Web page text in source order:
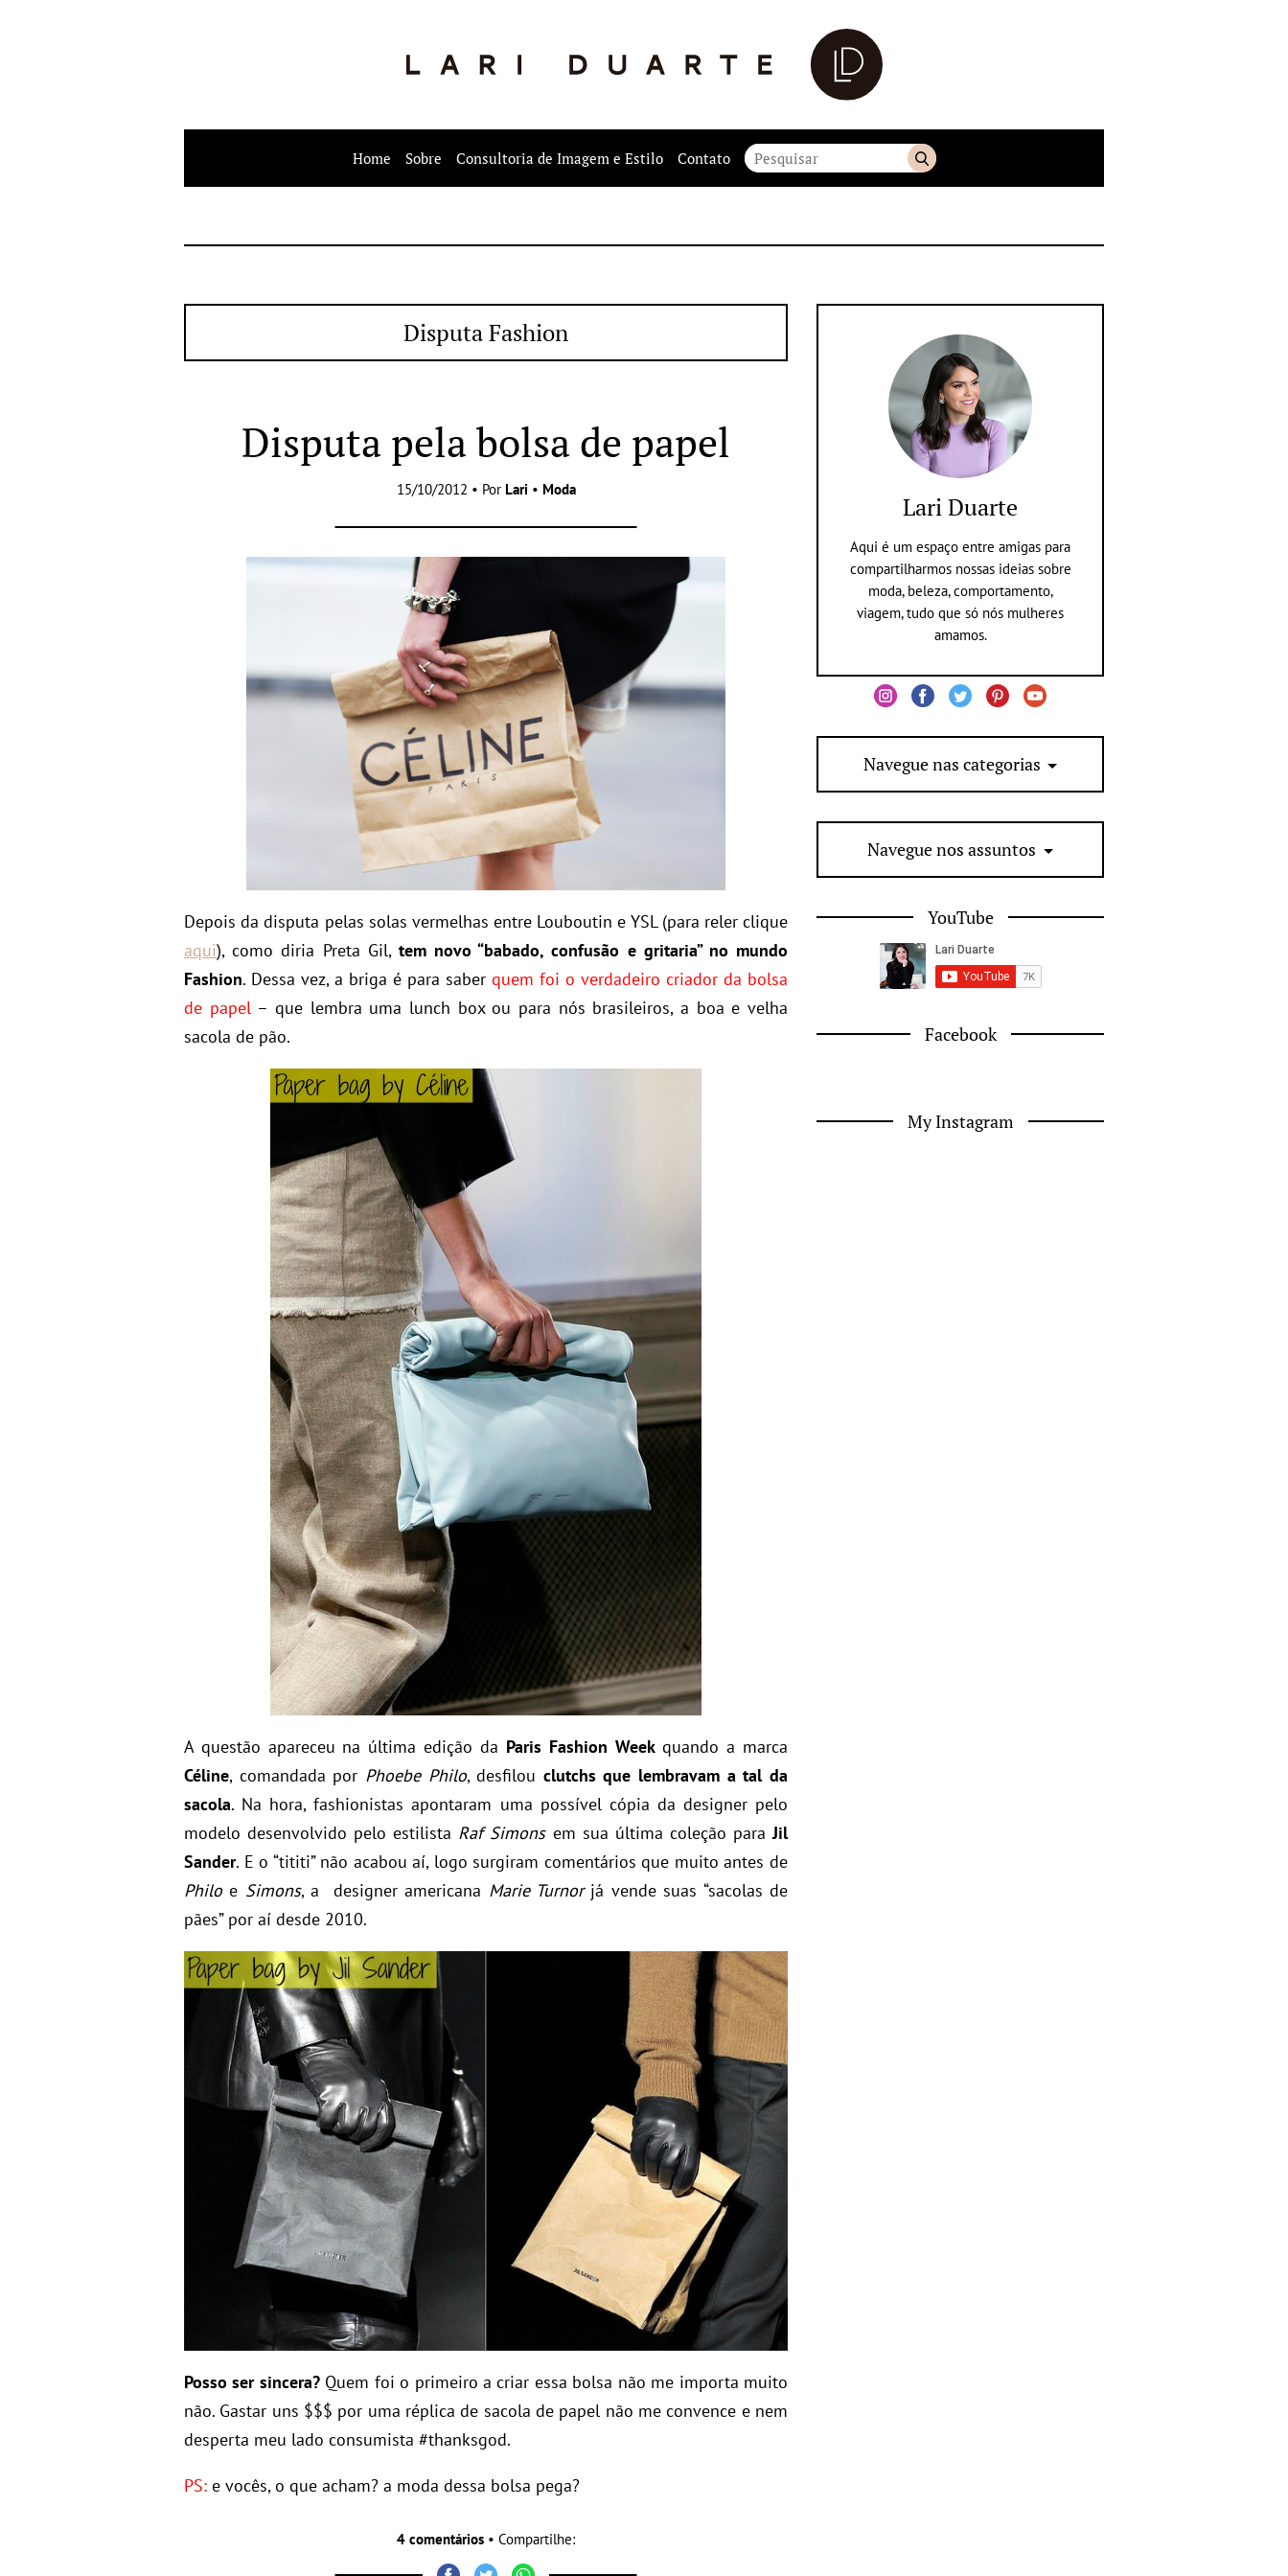
Home Sobre Consultoria de Imagem e Estilo Contato
Disputa Fashion
Disputa pela bolsa de papel
15/10/2012 • Por Lari • Moda
Depois da disputa pelas solas vermelhas entre Louboutin e YSL (para reler clique
aqui), como diria Preta Gil, tem novo “babado, confusão e gritaria” no mundo
Fashion. Dessa vez, a briga é para saber quem foi o verdadeiro criador da bolsa
de papel– que lembra uma lunch box ou para nós brasileiros, a boa e velha
sacola de pão.
A questão apareceu na última edição da Paris Fashion Weekquando a marca
Céline, comandada por Phoebe Philo, desfilou clutchs que lembravam a tal da
sacola. Na hora, fashionistas apontaram uma possível cópia da designer pelo
modelo desenvolvido pelo estilista Raf Simonsem sua última coleção paraJil
Sander. E o “tititi” não acabou aí, logo surgiram comentários que muito antes de
Philoe Simons, a designer americana Marie Turnorjá vende suas “sacolas de
pães” por aí desde 2010.
Posso ser sincera?Quem foi o primeiro a criar essa bolsa não me importa muito
não. Gastar uns $$$ por uma réplica de sacola de papel não me convence e nem
desperta meu lado consumista #thanksgod.
PS: e vocês, o que acham? a moda dessa bolsa pega?
4 comentários • Compartilhe:
Lari Duarte
Aqui é um espaço entre amigas para
compartilharmos nossas ideias sobre
moda, beleza, comportamento,
viagem, tudo que só nós mulheres
amamos.
Navegue nas categorias
Navegue nos assuntos
YouTube
Facebook
My Instagram